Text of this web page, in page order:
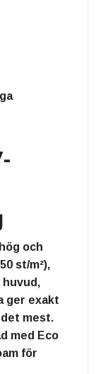
och
st/m²),
ger exakt
mest.
med Eco
för